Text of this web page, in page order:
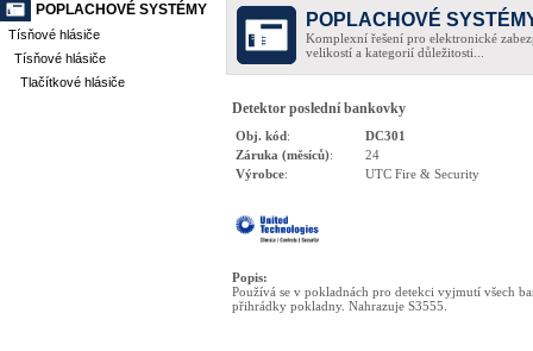
POPLACHOVÉ SYSTÉMY
Tísňové hlásiče
Tísňové hlásiče
Tlačítkové hlásiče
POPLACHOVÉ
Komplexní řešení pro elektronické
velikostí a kategorií důležitosti...
Detektor poslední bankovky
Obj. kód:
DC301
Záruka (měsíců):
24
Výrobce: UTC Fire & Security
Popis:
Používá se v pokladnách pro detekci vyjmutí všech
přihrádky pokladny. Nahrazuje S3555.